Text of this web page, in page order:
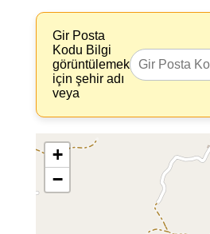
Gir Posta
Kodu Bilgi
görüntülemek
için şehir adı
veya
+
−